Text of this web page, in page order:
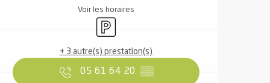
Voir les horaires
Parking
+ 3 autre(s) prestation(s)
05 61 64 20 ▒▒